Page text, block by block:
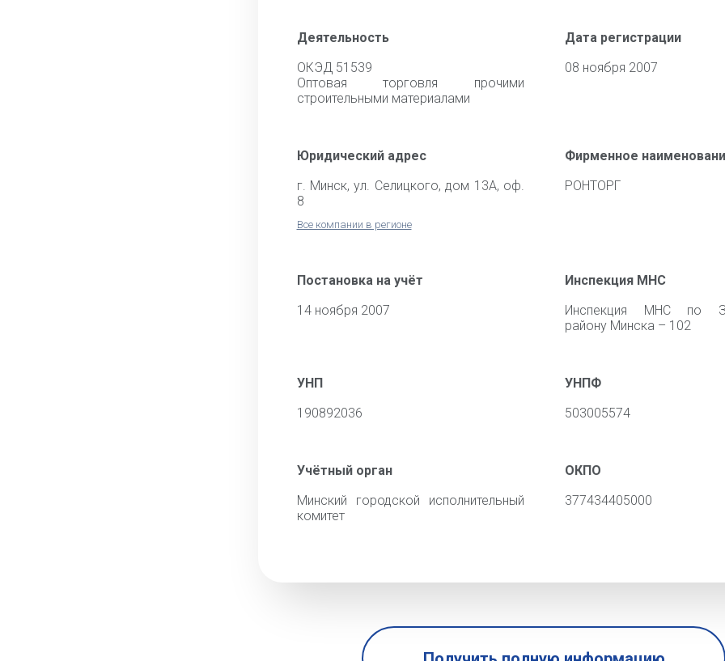
Деятельность
ОКЭД 51539
Оптовая торговля прочими
строительными материалами
Дата регистрации
08 ноября 2007
Юридический адрес
г. Минск, ул. Селицкого, дом 13А, оф.
8
Все компании в регионе
Фирменное
РОНТОРГ
Постановка на учёт
14 ноября 2007
Инспекция МНС
Инспекция МНС по
району Минска – 102
УНП
190892036
УНПФ
503005574
Учётный орган
Минский городской исполнительный
комитет
ОКПО
377434405000